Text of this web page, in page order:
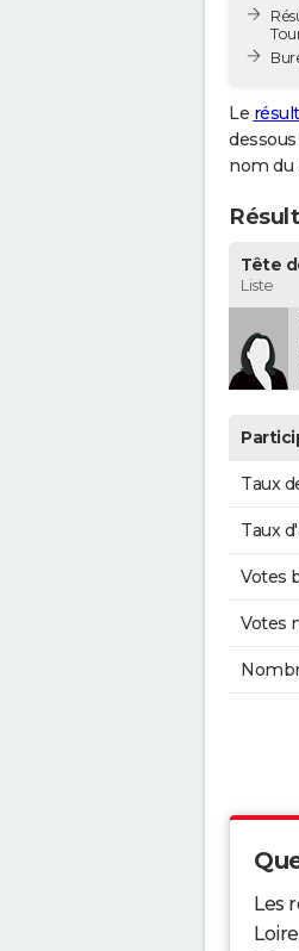
Le
nom du
Tête
Liste
Taux
Taux
Votes
Votes
Les